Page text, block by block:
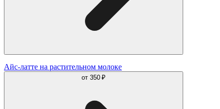
Айс-латте на растительном молоке
от 350 ₽